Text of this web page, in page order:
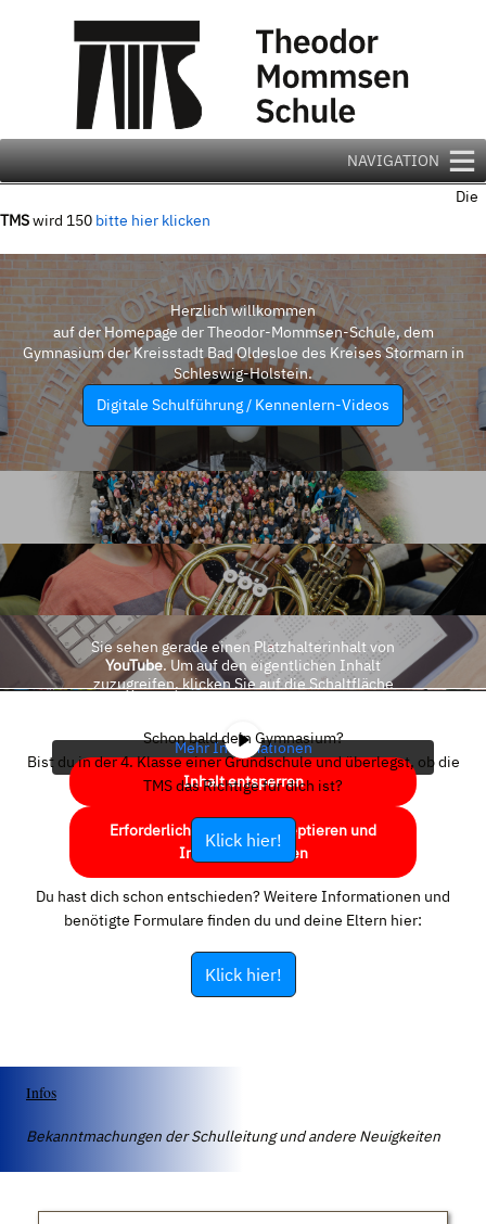
NAVIGATION
Die
TMSwird 150 bitte hier klicken
Herzlich willkommen
auf der Homepage der Theodor-Mommsen-Schule, dem
Gymnasium der Kreisstadt Bad Oldesloe des Kreises Stormarn in
Schleswig-Holstein.
Digitale Schulführung / Kennenlern-Videos
Sie sehen gerade einen Platzhalterinhalt von
YouTube. Um auf den eigentlichen Inhalt
zuzugreifen, klicken Sie auf die Schaltfläche
Mehr Informationen
Inhalt entsperren
Erforderlichen Service akzeptieren und
Inhalte entsperren
Schon bald dein Gymnasium?
Bist du in der 4. Klasse einer Grundschule und überlegst, ob die
TMS das Richtige für dich ist?
Klick hier!
Du hast dich schon entschieden? Weitere Informationen und
benötigte Formulare finden du und deine Eltern hier:
Klick hier!
Infos
Bekanntmachungen der Schulleitung und andere Neuigkeiten